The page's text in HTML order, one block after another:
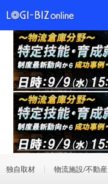
独自取材 物流施設/不動産